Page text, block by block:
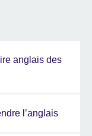
anglais des
l’anglais